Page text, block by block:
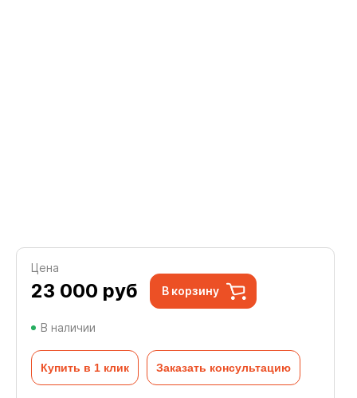
Цена
23 000 руб В корзину
В наличии
Купить в 1 клик Заказать консультацию